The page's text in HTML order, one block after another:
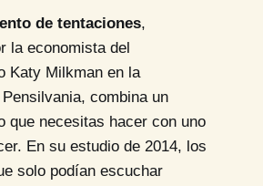
de tentaciones,
la economista del
Katy Milkman en la
combina un
que necesitas hacer con uno
En su estudio de 2014, los
solo podían escuchar